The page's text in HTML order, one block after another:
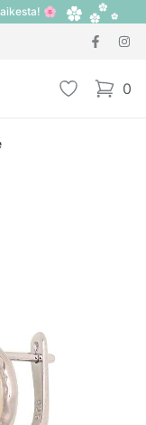
🌸
Toivelista 0
items